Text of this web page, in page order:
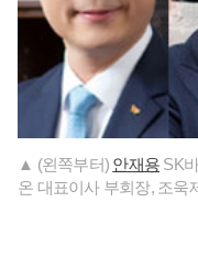
▲ (왼쪽부터) 안재용 SK
온 대표이사 부회장, 조욱